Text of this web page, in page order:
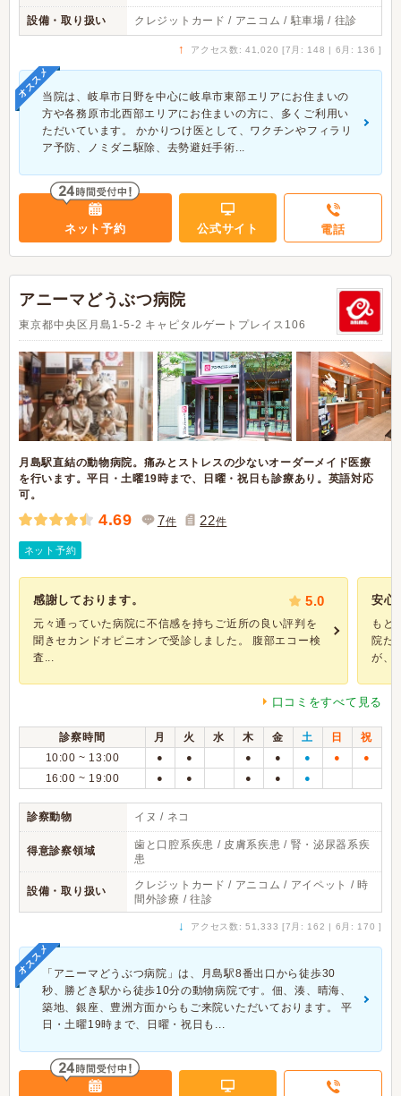
設備・取り扱い クレジットカード / アニコム / 駐車場 / 往診
↑ アクセス数: 41,020 [7月: 148 | 6月: 136 ]
オススメ当院は、岐阜市日野を中心に岐阜市東部エリアにお住まいの
方や各務原市北西部エリアにお住まいの方に、多くご利用い
ただいています。 かかりつけ医として、ワクチンやフィラリ
ア予防、ノミダニ駆除、去勢避妊手術...
ネット予約 公式サイト 電話
アニーマどうぶつ病院
東京都中央区月島1-5-2 キャピタルゲートプレイス106
月島駅直結の動物病院。痛みとストレスの少ないオーダーメイド医療
を行います。平日・土曜19時まで、日曜・祝日も診療あり。英語対応
可。
4.69 7件 22件
ネット予約
感謝しております。 5.0
元々通っていた病院に不信感を持ちご近所の良い評判を
聞きセカンドオピニオンで受診しました。 腹部エコー検
査...
安心
もと
院だ
が、
口コミをすべて見る
診察時間 月 火 水 木 金 土 日
祝
10:00 ~ 13:00
● ● ● ● ● ● ●
16:00 ~ 19:00 ● ● ● ● ●
診察動物 イヌ / ネコ
得意診察領域
歯と口腔系疾患 / 皮膚系疾患 / 腎・泌尿器系疾
患
設備・取り扱い
クレジットカード / アニコム / アイペット / 時
間外診療 / 往診
↓ アクセス数: 51,333 [7月: 162 | 6月: 170 ]
オススメ「アニーマどうぶつ病院」は、月島駅8番出口から徒歩30
秒、勝どき駅から徒歩10分の動物病院です。佃、湊、晴海、
築地、銀座、豊洲方面からもご来院いただいております。 平
日・土曜19時まで、日曜・祝日も...